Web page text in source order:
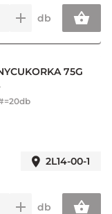
db
75G
2L14-00-1
db